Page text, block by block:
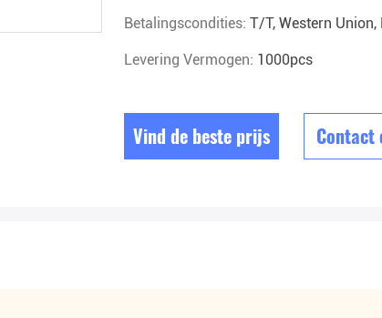
Betalingscondities: T/T, Western Union,
Levering Vermogen: 1000pcs
Vind de beste prijs Contact